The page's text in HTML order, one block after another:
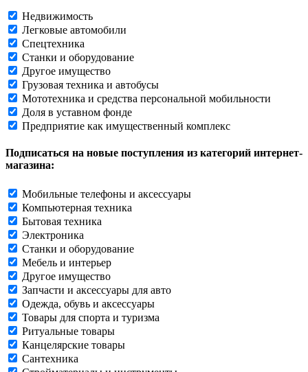
Недвижимость
Легковые автомобили
Спецтехника
Станки и оборудование
Другое имущество
Грузовая техника и автобусы
Мототехника и средства персональной мобильности
Доля в уставном фонде
Предприятие как имущественный комплекс
Подписаться на новые поступления из категорий интернет-
магазина:
Мобильные телефоны и аксессуары
Компьютерная техника
Бытовая техника
Электроника
Станки и оборудование
Мебель и интерьер
Другое имущество
Запчасти и аксессуары для авто
Одежда, обувь и аксессуары
Товары для спорта и туризма
Ритуальные товары
Канцелярские товары
Сантехника